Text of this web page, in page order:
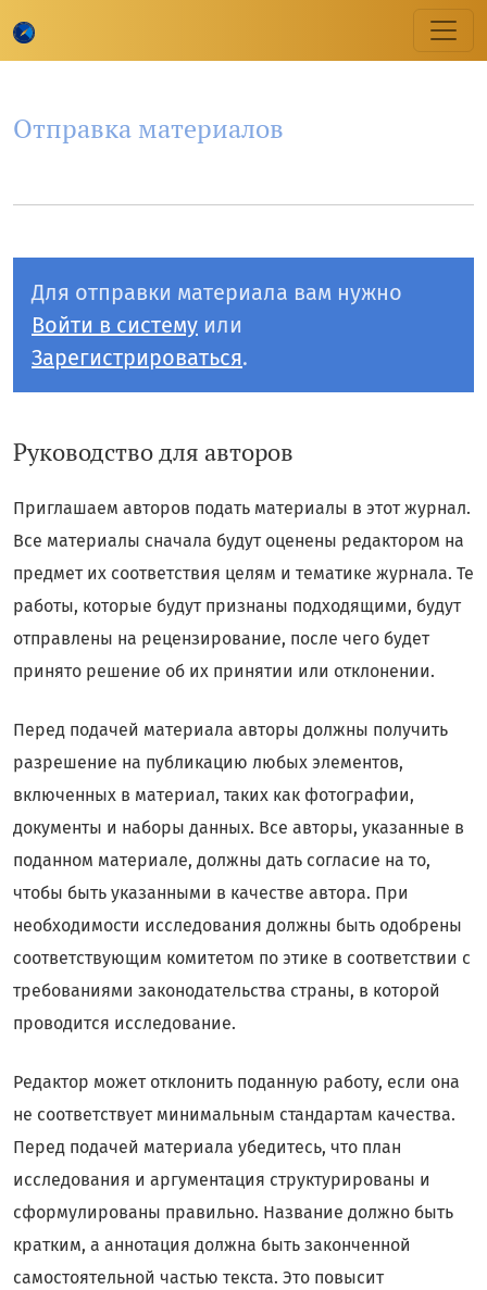
Отправка материалов
Для отправки материала вам нужно
Войти в систему или
Зарегистрироваться.
Руководство для авторов
Приглашаем авторов подать материалы в этот журнал.
Все материалы сначала будут оценены редактором на
предмет их соответствия целям и тематике журнала. Те
работы, которые будут признаны подходящими, будут
отправлены на рецензирование, после чего будет
принято решение об их принятии или отклонении.
Перед подачей материала авторы должны получить
разрешение на публикацию любых элементов,
включенных в материал, таких как фотографии,
документы и наборы данных. Все авторы, указанные в
поданном материале, должны дать согласие на то,
чтобы быть указанными в качестве автора. При
необходимости исследования должны быть одобрены
соответствующим комитетом по этике в соответствии с
требованиями законодательства страны, в которой
проводится исследование.
Редактор может отклонить поданную работу, если она
не соответствует минимальным стандартам качества.
Перед подачей материала убедитесь, что план
исследования и аргументация структурированы и
сформулированы правильно. Название должно быть
кратким, а аннотация должна быть законченной
самостоятельной частью текста. Это повысит